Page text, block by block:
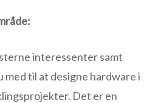
interessenter samt
til at designe hardware i
Det er en